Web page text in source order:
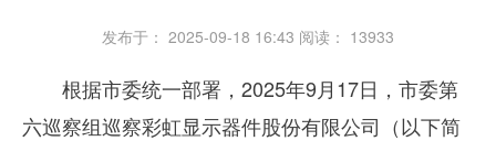
发布于： 2025-09-18 16:43 阅读： 13933
根据市委统一部署， 2025年9月17日，市委第
六巡察组巡察彩虹显示器件股份有限公司（以下简